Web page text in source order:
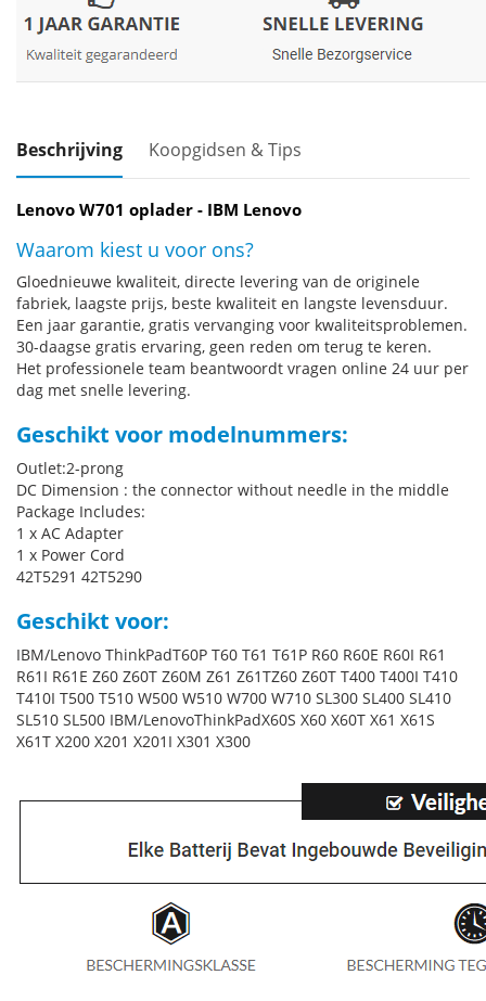
Beschrijving Koopgidsen & Tips
Lenovo W701 oplader - IBM Lenovo
Waarom kiest u voor ons?
Gloednieuwe kwaliteit, directe levering van de originele
fabriek, laagste prijs, beste kwaliteit en langste levensduur.
Een jaar garantie, gratis vervanging voor kwaliteitsproblemen.
30-daagse gratis ervaring, geen reden om terug te keren.
Het professionele team beantwoordt vragen online 24 uur per
dag met snelle levering.
Geschikt voor modelnummers:
Outlet:2-prong
DC Dimension : the connector without needle in the middle
Package Includes:
1 x AC Adapter
1 x Power Cord
42T5291 42T5290
Geschikt voor:
IBM/Lenovo ThinkPadT60P T60 T61 T61P R60 R60E R60I R61
R61I R61E Z60 Z60T Z60M Z61 Z61TZ60 Z60T T400 T400I T410
T410I T500 T510 W500 W510 W700 W710 SL300 SL400 SL410
SL510 SL500 IBM/LenovoThinkPadX60S X60 X60T X61 X61S
X61T X200 X201 X201I X301 X300